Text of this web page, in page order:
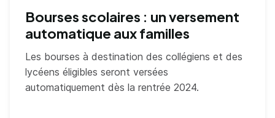
Bourses scolaires : un versement
automatique aux familles
Les bourses à destination des collégiens et des
lycéens éligibles seront versées
automatiquement dès la rentrée 2024.